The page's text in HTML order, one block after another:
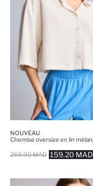
NOUVEAU
159.20 MAD
269.00 MAD